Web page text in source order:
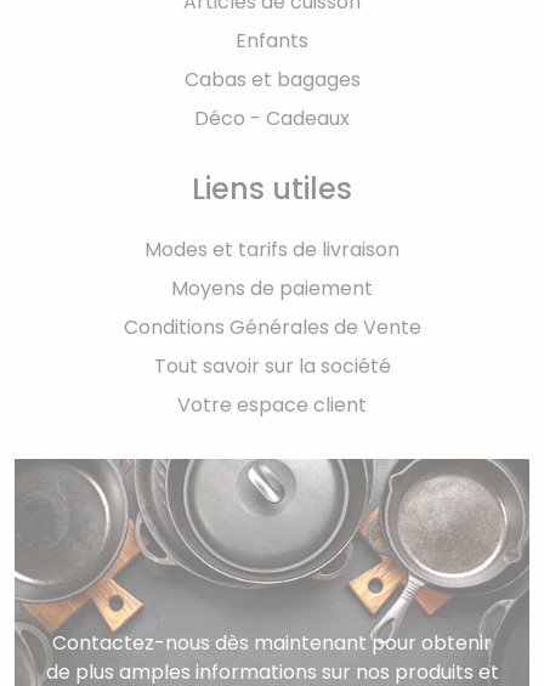
Enfants
Cabas et bagages
Déco - Cadeaux
Liens utiles
Modes et tarifs de livraison
Moyens de paiement
Conditions Générales de Vente
Tout savoir sur la société
Votre espace client
Contactez-nous dès maintenant pour obtenir
de plus amples informations sur nos produits et